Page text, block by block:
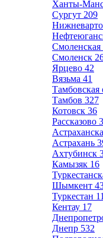
Ханты-
Сургут 209
Смоленская
Смоленск
Ярцево 42
Вязьма 41
Тамбовская
Тамбов 327
Котовск 36
Рассказово
Астрахань
Ахтубинск
Камызяк 16
Шымкент
Туркестан
Кентау 17
Днепр 532